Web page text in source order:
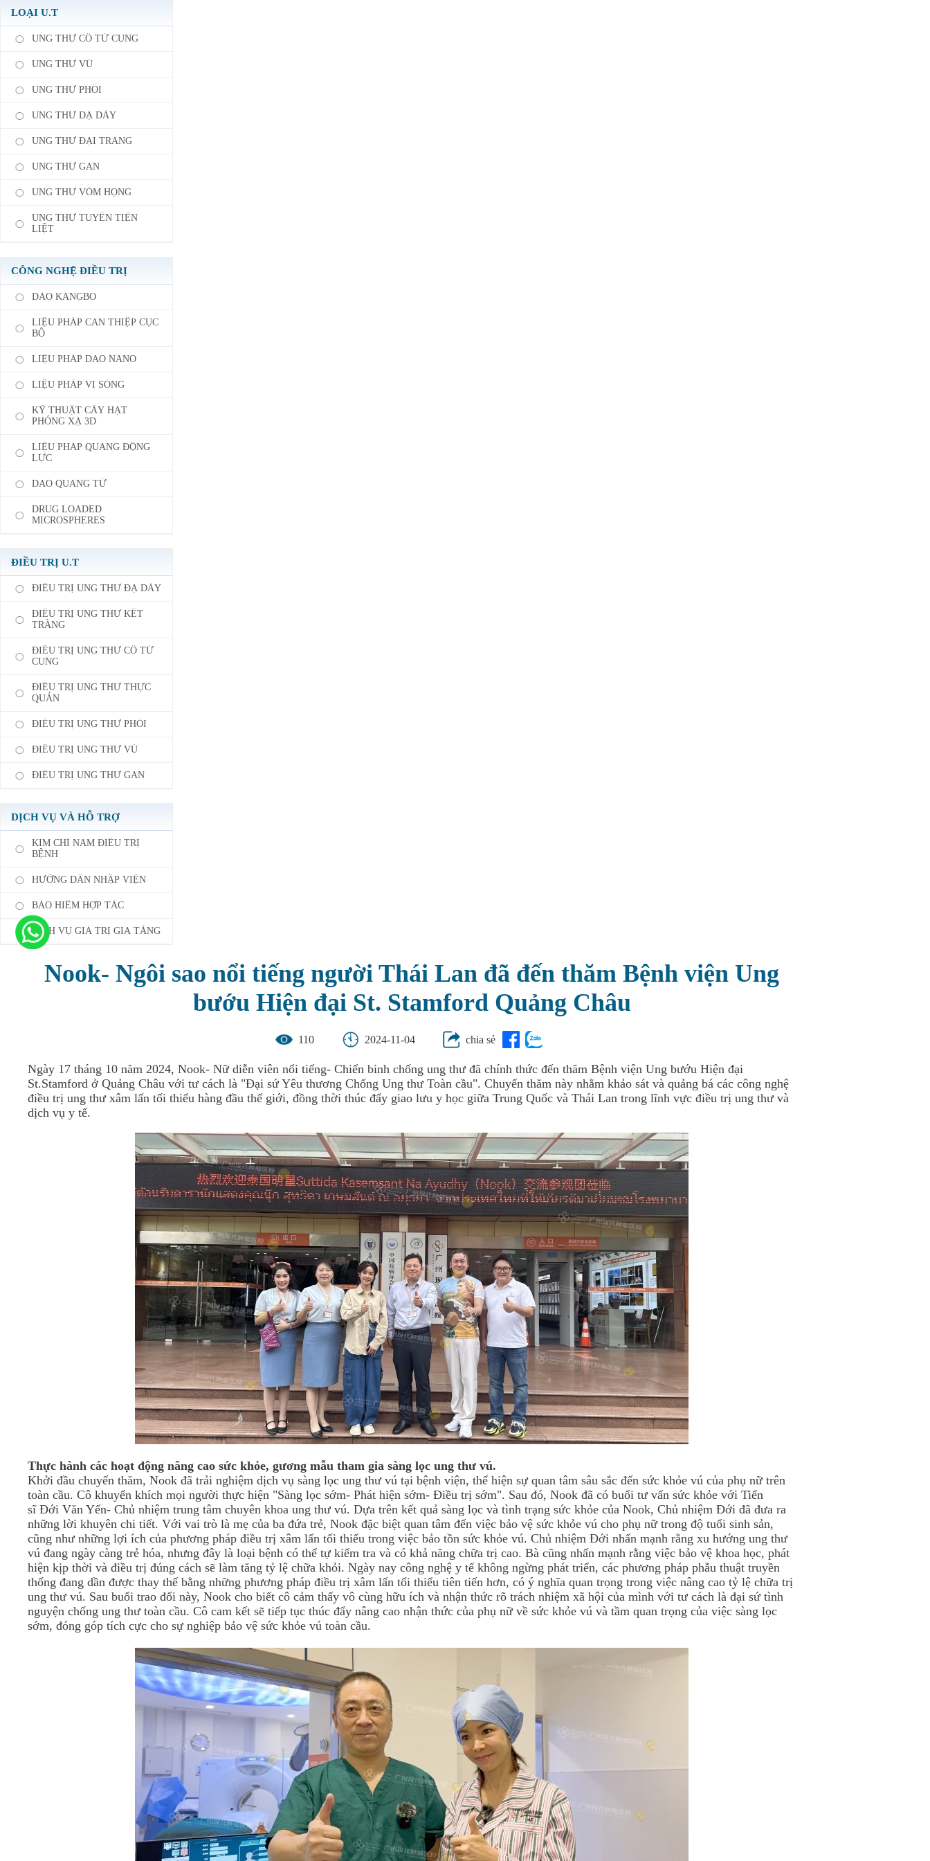
BỆNH VIỆN UNG BƯỚU
CHÂU CHỦ TRÌ THÀNH LẬP
ĐOÀN CHUYÊN GIA GIẢNG
NGOÀI, THÚC ĐẨY ĐỒNG
KHOA VÀ TRUYỀN THÔNG
BƯỚU TÍCH HỢP QUỐC TẾ
ASEAN LẦN THỨ 5, ĐIỂM
VIỆT NAM, PHÂN HỘI
LOẠI U.T
UNG THƯ CỔ TỬ CUNG
UNG THƯ VÚ
UNG THƯ PHỔI
UNG THƯ DẠ DÀY
UNG THƯ ĐẠI TRÀNG
UNG THƯ GAN
UNG THƯ VÒM HỌNG
UNG THƯ TUYẾN TIỀN
LIỆT
CÔNG NGHỆ ĐIỀU TRỊ
DAO KANGBO
LIỆU PHÁP CAN THIỆP CỤC
BỘ
LIỆU PHÁP DAO NANO
LIỆU PHÁP VI SÓNG
KỸ THUẬT CẤY HẠT
PHÓNG XẠ 3D
LIỆU PHÁP QUANG ĐỘNG
LỰC
DAO QUANG TỬ
DRUG LOADED
MICROSPHERES
ĐIỀU TRỊ U.T
ĐIỀU TRỊ UNG THƯ ĐẠ DÀY
ĐIỀU TRỊ UNG THƯ KẾT
TRÀNG
ĐIỀU TRỊ UNG THƯ CỔ TỬ
CUNG
ĐIỀU TRỊ UNG THƯ THỰC
QUẢN
ĐIỀU TRỊ UNG THƯ PHỔI
ĐIỀU TRỊ UNG THƯ VÚ
ĐIỀU TRỊ UNG THƯ GAN
DỊCH VỤ VÀ HỖ TRỢ
KIM CHỈ NAM ĐIỀU TRỊ
BỆNH
HƯỠNG DẪN NHẬP VIỆN
BẢO HIỂM HỢP TÁC
DỊCH VỤ GIÁ TRỊ GIA TĂNG
Nook- Ngôi sao nổi tiếng người Thái Lan đã đến thăm Bệnh viện Ung
bướu Hiện đại St. Stamford Quảng Châu
110 2024-11-04 chia sẻ
Ngày 17 tháng 10 năm 2024, Nook- Nữ diễn viên nổi tiếng- Chiến binh chống ung thư đã chính thức đến thăm Bệnh viện Ung bướu Hiện đại
St.Stamford ở Quảng Châu với tư cách là "Đại sứYêu thương Chống Ung thư Toàn cầu". Chuyến thăm này nhằm khảo sát và quảng bá các công nghệ
điều trị ung thư xâm lấn tối thiểu hàng đầu thế giới, đồng thời thúc đẩy giao lưu y học giữa Trung Quốc và Thái Lan trong lĩnh vực điều trị ung thư và
dịch vụ y tế.
Thực hành các hoạt động nâng cao sức khỏe, gương mẫu tham gia sàng lọc ung thư vú.
Khởi đầu chuyến thăm, Nook đã trải nghiệm dịch vụ sàng lọc ung thư vú tại bệnh viện, thể hiện sự quan tâm sâu sắc đến sức khỏe vú của phụ nữ trên
toàn cầu. Cô khuyến khích mọi người thực hiện "Sàng lọc sớm- Phát hiện sớm- Điều trị sớm". Sau đó, Nook đã có buổi tư vấn sức khỏe với Tiến
sĩ Đới Văn Yến- Chủ nhiệm trung tâm chuyên khoa ung thư vú. Dựa trên kết quả sàng lọc và tình trạng sức khỏe của Nook, Chủ nhiệm Đới đã đưa ra
những lời khuyên chi tiết. Với vai trò là mẹ của ba đứa trẻ, Nook đặc biệt quan tâm đến việc bảo vệ sức khỏe vú cho phụ nữ trong độ tuổi sinh sản,
cũng như những lợi ích của phương pháp điều trị xâm lấn tối thiểu trong việc bảo tồn sức khỏe vú. Chủ nhiệm Đới nhấn mạnh rằng xu hướng ung thư
vú đang ngày càng trẻ hóa, nhưng đây là loại bệnh có thể tự kiểm tra và có khả năng chữa trị cao. Bà cũng nhấn mạnh rằng việc bảo vệ khoa học, phát
hiện kịp thời và điều trị đúng cách sẽ làm tăng tỷ lệ chữa khỏi. Ngày nay công nghệ y tế không ngừng phát triển, các phương pháp phẫu thuật truyền
thống đang dần được thay thế bằng những phương pháp điều trị xâm lấn tối thiểu tiên tiến hơn, có ý nghĩa quan trọng trong việc nâng cao tỷ lệ chữa trị
ung thư vú. Sau buổi trao đổi này, Nook cho biết cô cảm thấy vô cùng hữu ích và nhận thức rõ trách nhiệm xã hội của mình với tư cách là đại sứ tình
nguyện chống ung thư toàn cầu. Cô cam kết sẽ tiếp tục thúc đẩy nâng cao nhận thức của phụ nữ về sức khỏe vú và tầm quan trọng của việc sàng lọc
sớm, đóng góp tích cực cho sự nghiệp bảo vệ sức khỏe vú toàn cầu.